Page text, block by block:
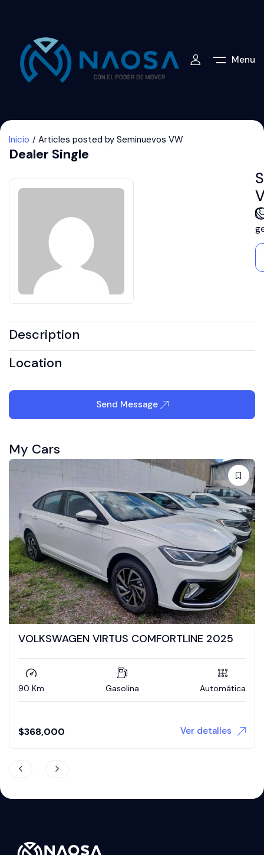
Menu
Inicio Articles posted by Seminuevos VW
Dealer Single
Description
Location
Send Message
My Cars
VOLKSWAGEN VIRTUS COMFORTLINE 2025
90 Km Gasolina Automática
$368,000 Ver detalles